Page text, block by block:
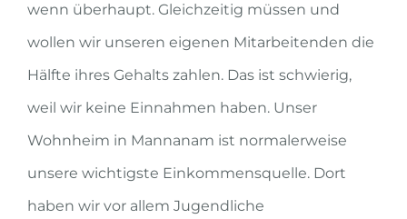
wenn überhaupt. Gleichzeitig müssen und
wollen wir unseren eigenen Mitarbeitenden die
Hälfte ihres Gehalts zahlen. Das ist schwierig,
weil wir keine Einnahmen haben. Unser
Wohnheim in Mannanam ist normalerweise
unsere wichtigste Einkommensquelle. Dort
haben wir vor allem Jugendliche